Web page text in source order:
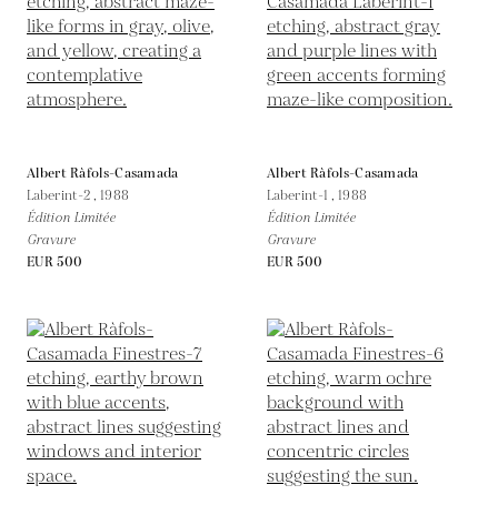
Albert Ràfols-Casamada
Laberint-2 ,1988
Édition Limitée
Gravure
EUR 500
Albert Ràfols-Casamada
Laberint-1 ,1988
Édition Limitée
Gravure
EUR 500